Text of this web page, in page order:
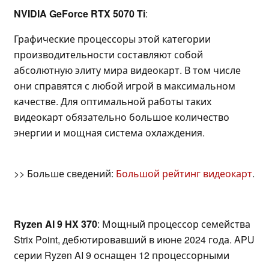
NVIDIA GeForce RTX 5070 Ti:
Графические процессоры этой категории
производительности составляют собой
абсолютную элиту мира видеокарт. В том числе
они справятся с любой игрой в максимальном
качестве. Для оптимальной работы таких
видеокарт обязательно большое количество
энергии и мощная система охлаждения.
>> Больше сведений: Большой рейтинг видеокарт.
Ryzen AI 9 HX 370: Мощный процессор семейства
Strix Point, дебютировавший в июне 2024 года. APU
серии Ryzen AI 9 оснащен 12 процессорными